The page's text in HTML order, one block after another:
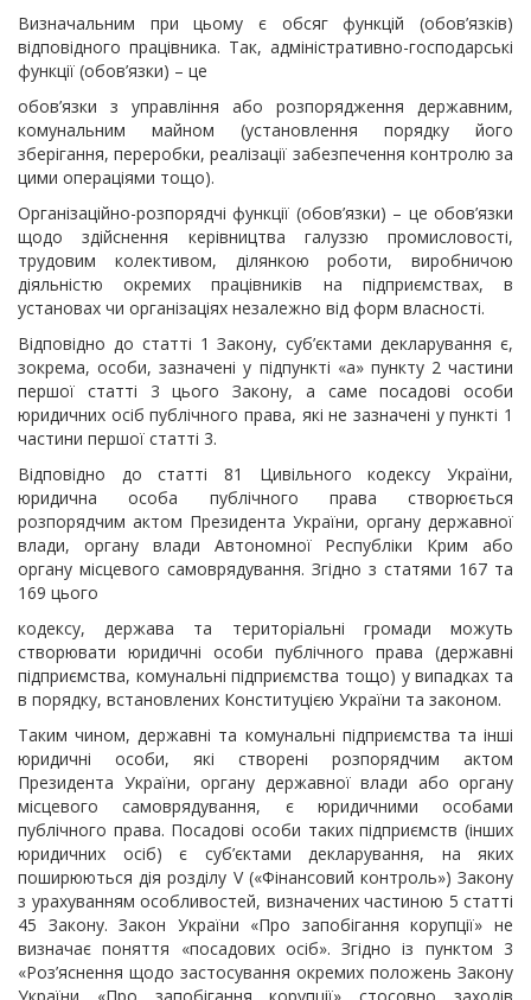
Визначальним при цьому є обсяг функцій (обов’язків)
відповідного працівника. Так, адміністративно-господарські
функції (обов’язки) – це
обов’язки з управління або розпорядження державним,
комунальним майном (установлення порядку його
зберігання, переробки, реалізації забезпечення контролю за
цими операціями тощо).
Організаційно-розпорядчі функції (обов’язки) – це обов’язки
щодо здійснення керівництва галуззю промисловості,
трудовим колективом, ділянкою роботи, виробничою
діяльністю окремих працівників на підприємствах, в
установах чи організаціях незалежно від форм власності.
Відповідно до статті 1 Закону, суб’єктами декларування є,
зокрема, особи, зазначені у підпункті «а» пункту 2 частини
першої статті 3 цього Закону, а саме посадові особи
юридичних осіб публічного права, які не зазначені у пункті 1
частини першої статті 3.
Відповідно до статті 81 Цивільного кодексу України,
юридична особа публічного права створюється
розпорядчим актом Президента України, органу державної
влади, органу влади Автономної Республіки Крим або
органу місцевого самоврядування. Згідно з статями 167 та
169 цього
кодексу, держава та територіальні громади можуть
створювати юридичні особи публічного права (державні
підприємства, комунальні підприємства тощо) у випадках та
в порядку, встановлених Конституцією України та законом.
Таким чином, державні та комунальні підприємства та інші
юридичні особи, які створені розпорядчим актом
Президента України, органу державної влади або органу
місцевого самоврядування, є юридичними особами
публічного права. Посадові особи таких підприємств (інших
юридичних осіб) є суб’єктами декларування, на яких
поширюються дія розділу V («Фінансовий контроль») Закону
з урахуванням особливостей, визначених частиною 5 статті
45 Закону. Закон України «Про запобігання корупції» не
визначає поняття «посадових осіб». Згідно із пунктом 3
«Роз’яснення щодо застосування окремих положень Закону